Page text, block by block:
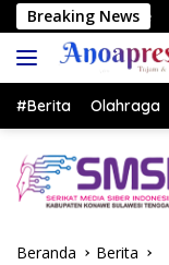
Langsung
ke
konten
Breaking News
Reses di
#Berita Olahraga
Beranda Berita